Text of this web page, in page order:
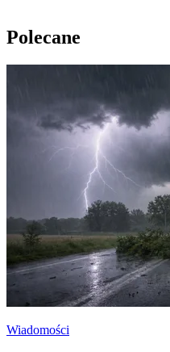
Polecane
Wiadomości